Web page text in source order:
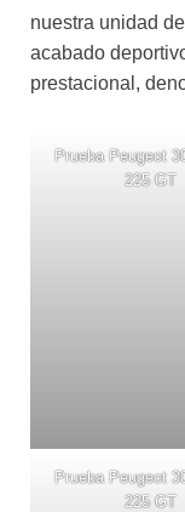
nuestra unidad
acabado
prestacional,
Prueba Peugeot
225 GT
Prueba Peugeot
225 GT